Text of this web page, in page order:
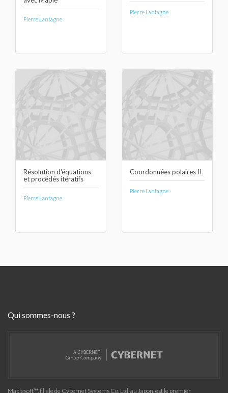
Pierre Lantagne
Pierre Lantagne
Résolution d'équations
et procédés itératifs
Pierre Lantagne
Coordonnées polaires II
Pierre Lantagne
Qui sommes-nous ?
Maplesoft™, filiale de Cybernet Systems Co. Ltd. au Japon, est le premier